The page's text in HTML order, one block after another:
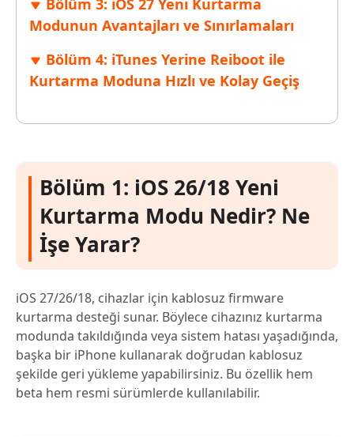
Bölüm 3: iOS 27 Yeni Kurtarma
Modunun Avantajları ve Sınırlamaları
Bölüm 4: iTunes Yerine Reiboot ile
Kurtarma Moduna Hızlı ve Kolay Geçiş
Bölüm 1: iOS 26/18 Yeni
Kurtarma Modu Nedir? Ne
İşe Yarar?
iOS 27/26/18, cihazlar için kablosuz firmware
kurtarma desteği sunar. Böylece cihazınız kurtarma
modunda takıldığında veya sistem hatası yaşadığında,
başka bir iPhone kullanarak doğrudan kablosuz
şekilde geri yükleme yapabilirsiniz. Bu özellik hem
beta hem resmi sürümlerde kullanılabilir.